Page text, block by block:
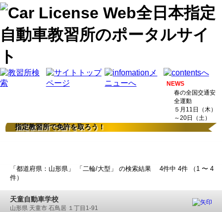
NEWS
春の全国交通安
全運動
５月11日（木）
～20日（土）
指定教習所で免許を取ろう！
「都道府県：山形県」 「二輪/大型」 の検索結果 4件中 4件 （1 〜 4
件）
天童自動車学校
山形県 天童市 石鳥居 １丁目1-91